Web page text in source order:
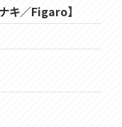
キ／Figaro】